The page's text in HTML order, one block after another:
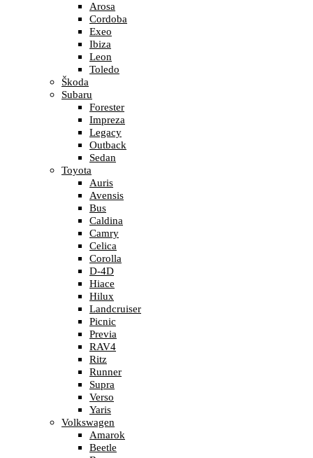
Arosa
Cordoba
Exeo
Ibiza
Leon
Toledo
Škoda
Subaru
Forester
Impreza
Legacy
Outback
Sedan
Toyota
Auris
Avensis
Bus
Caldina
Camry
Celica
Corolla
D-4D
Hiace
Hilux
Landcruiser
Picnic
Previa
RAV4
Ritz
Runner
Supra
Verso
Yaris
Volkswagen
Amarok
Beetle